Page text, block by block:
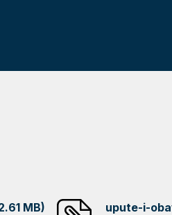
MB)
upute-i-